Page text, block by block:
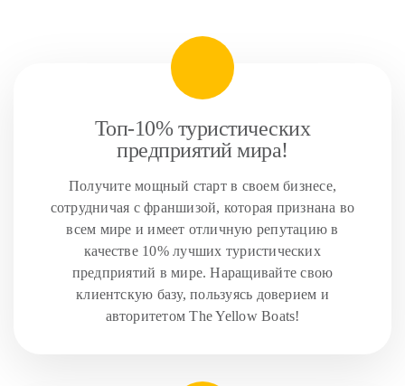
Топ-10% туристических
предприятий мира!
Получите мощный старт в своем бизнесе,
сотрудничая с франшизой, которая признана во
всем мире и имеет отличную репутацию в
качестве 10% лучших туристических
предприятий в мире. Наращивайте свою
клиентскую базу, пользуясь доверием и
авторитетом The Yellow Boats!